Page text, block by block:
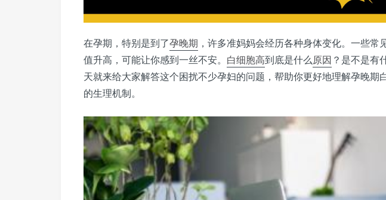
在孕期，特别是到了孕晚期 ，许多准妈妈会经历各种身体变化。一些常
值升高，可能让你感到一丝不安。 白细胞高到底是什么 原因 ？是不是有
天就来给大家解答这个困扰不少孕妇的问题，帮助你更好地理解孕晚期
的生理机制。